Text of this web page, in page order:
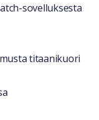
sovelluksesta
titaanikuori